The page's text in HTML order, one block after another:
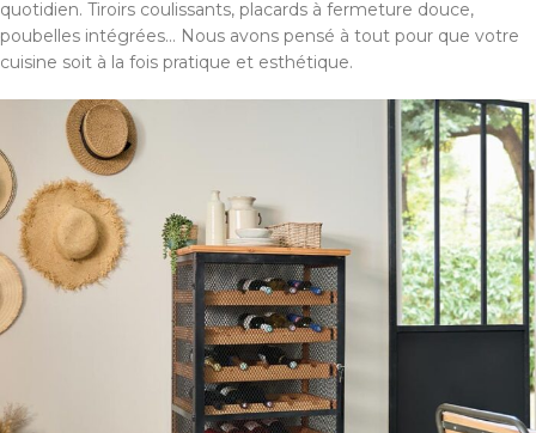
quotidien. Tiroirs coulissants, placards à fermeture douce,
poubelles intégrées... Nous avons pensé à tout pour que votre
cuisine soit à la fois pratique et esthétique.